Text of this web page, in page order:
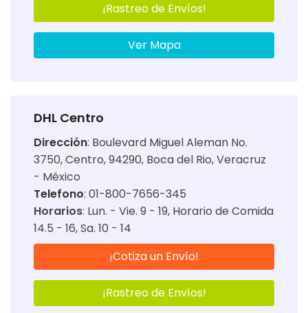
¡Rastreo de Envíos!
Ver Mapa
DHL Centro
Dirección: Boulevard Miguel Aleman No.
3750, Centro, 94290, Boca del Rio, Veracruz
- México
Telefono: 01-800-7656-345
Horarios: Lun. - Vie. 9 - 19 Horario de Comida
14.5 - 16 Sa. 10 - 14
¡Cotiza un Envío!
¡Rastreo de Envíos!